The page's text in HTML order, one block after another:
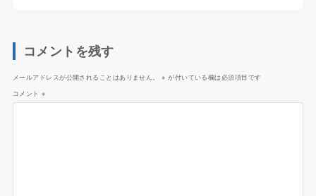
コメントを残す
メールアドレスが公開されることはありません。 ※ が付いている欄は必須項目です
コメント※